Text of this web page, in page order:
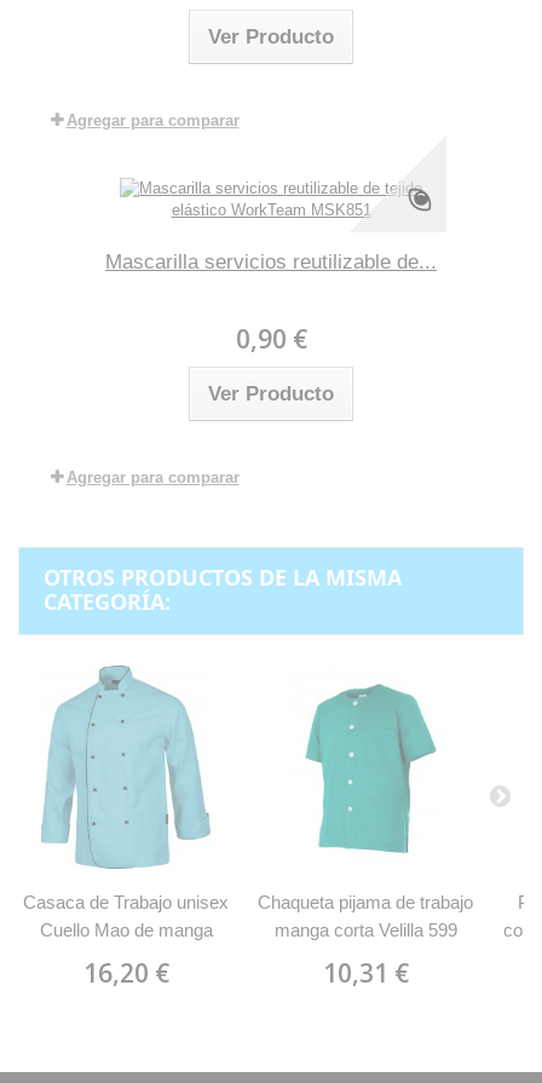
Ver Producto
Agregar para comparar
Mascarilla servicios reutilizable de...
0,90 €
Ver Producto
Agregar para comparar
OTROS PRODUCTOS DE LA MISMA
CATEGORÍA:
Casaca de Trabajo unisex
Cuello Mao de manga
16,20 €
Chaqueta pijama de trabajo
manga corta Velilla 599
10,31 €